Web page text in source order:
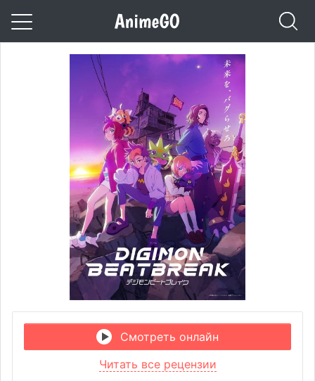
Смотреть онлайн
Читать все рецензии